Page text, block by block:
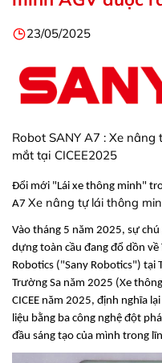
23/05/2025
Robot SANY A7 : Xe
mắt tại CICEE2025
Đổi mới "Lái xe thông minh"
A7 Xe nâng tự lái thông
Vào tháng 5 năm 2025, sự
dựng toàn cầu đang đổ dồn về
Robotics ("Sany Robotics") tại
Trường Sa năm 2025 (Xe
CICEE năm 2025, định nghĩa
liệu bằng ba công nghệ đột
đầu sáng tạo của mình trong